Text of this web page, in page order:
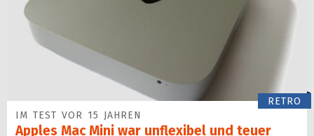
RETRO
IM TEST VOR 15 JAHREN
Apples Mac Mini war unflexibel und teuer